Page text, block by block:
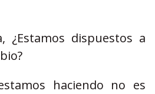
¿Estamos dispuestos a
haciendo no es